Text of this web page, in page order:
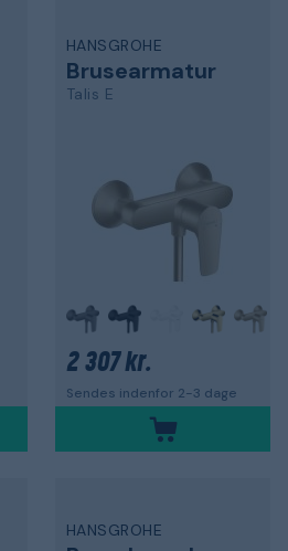
HANSGROHE
Brusearmatur
Talis E
2 307 kr.
Sendes indenfor 2-3 dage
HANSGROHE